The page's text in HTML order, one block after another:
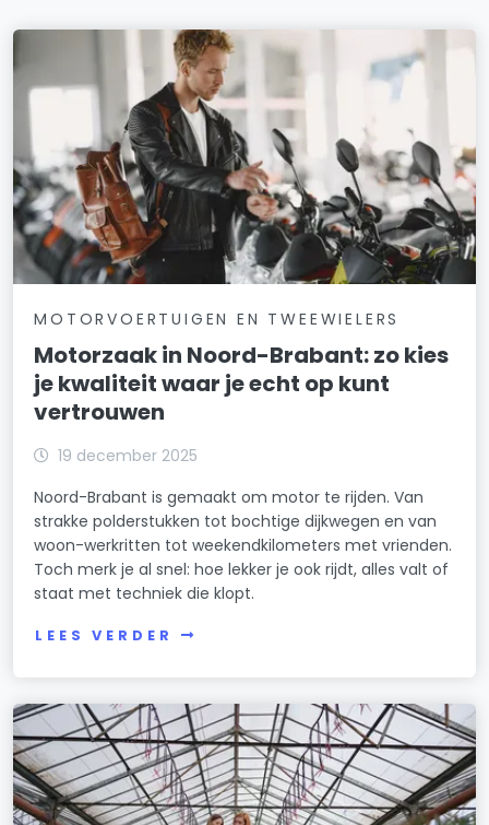
MOTORVOERTUIGEN EN TWEEWIELERS
Motorzaak in Noord-Brabant: zo kies
je kwaliteit waar je echt op kunt
vertrouwen
19 december 2025
Noord-Brabant is gemaakt om motor te rijden. Van
strakke polderstukken tot bochtige dijkwegen en van
woon-werkritten tot weekendkilometers met vrienden.
Toch merk je al snel: hoe lekker je ook rijdt, alles valt of
staat met techniek die klopt.
LEES VERDER